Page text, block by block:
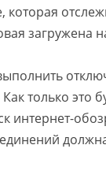
загружена
только это
интернет-